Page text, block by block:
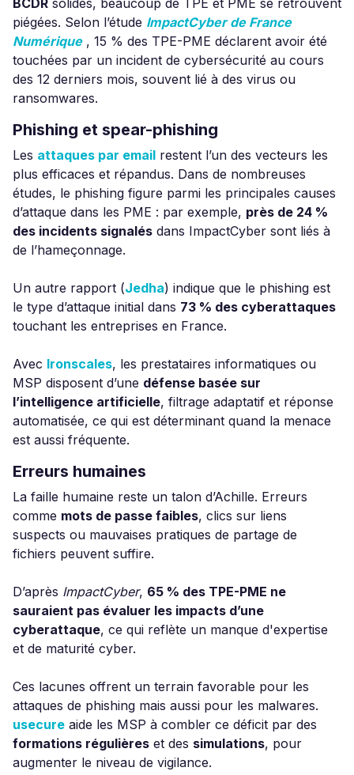
BCDR solides, beaucoup de TPE et PME se retrouvent
piégées. Selon l’étude ImpactCyber de France
Numérique , 15 % des TPE-PME déclarent avoir été
touchées par un incident de cybersécurité au cours
des 12 derniers mois, souvent lié à des virus ou
ransomwares.
Phishing et spear-phishing
Les attaques par email restent l’un des vecteurs les
plus efficaces et répandus. Dans de nombreuses
études, le phishing figure parmi les principales causes
d’attaque dans les PME : par exemple, près de 24 %
des incidents signalés dans ImpactCyber sont liés à
de l’hameçonnage.
Un autre rapport (Jedha) indique que le phishing est
le type d’attaque initial dans 73 % des cyberattaques
touchant les entreprises en France.
Avec Ironscales, les prestataires informatiques ou
MSP disposent d’une défense basée sur
l’intelligence artificielle, filtrage adaptatif et réponse
automatisée, ce qui est déterminant quand la menace
est aussi fréquente.
Erreurs humaines
La faille humaine reste un talon d’Achille. Erreurs
comme mots de passe faibles, clics sur liens
suspects ou mauvaises pratiques de partage de
fichiers peuvent suffire.
D’après ImpactCyber, 65 % des TPE-PME ne
sauraient pas évaluer les impacts d’une
cyberattaque, ce qui reflète un manque d'expertise
et de maturité cyber.
Ces lacunes offrent un terrain favorable pour les
attaques de phishing mais aussi pour les malwares.
usecure aide les MSP à combler ce déficit par des
formations régulières et des simulations, pour
augmenter le niveau de vigilance.